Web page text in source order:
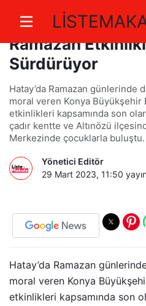
Konya
Ramazan
Sürdürüyor
Hatay’da Ramazan günlerinde
moral veren Konya Büyükşehir
etkinlikleri kapsamında son
çadır kentte ve Altınözü
Merkezinde çocuklarla buluştu.
Yönetici Editör
29 Mart 2023, 11:50
Hatay’da Ramazan
moral veren Konya
etkinlikleri kapsamında son